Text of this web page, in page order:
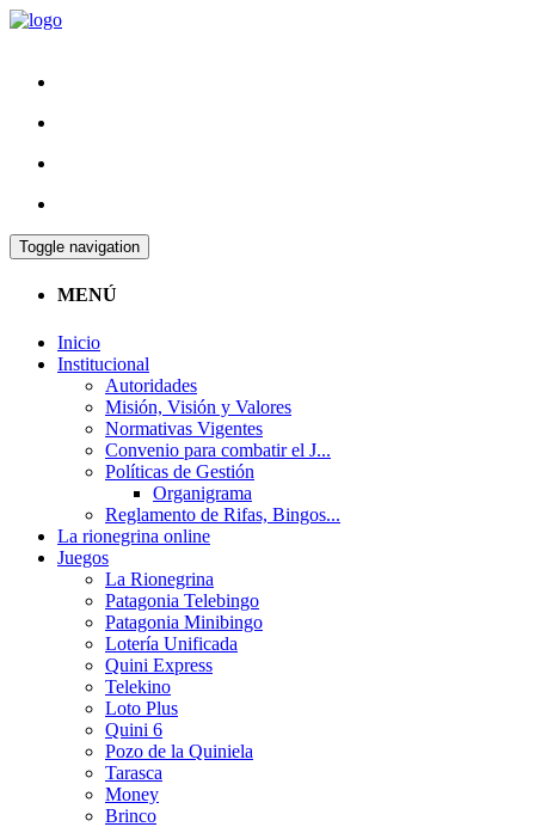
Toggle navigation
MENÚ
Inicio
Institucional
Autoridades
Misión, Visión y Valores
Normativas Vigentes
Convenio para combatir el J...
Políticas de Gestión
Organigrama
Reglamento de Rifas, Bingos...
La rionegrina online
Juegos
La Rionegrina
Patagonia Telebingo
Patagonia Minibingo
Lotería Unificada
Quini Express
Telekino
Loto Plus
Quini 6
Pozo de la Quiniela
Tarasca
Money
Brinco